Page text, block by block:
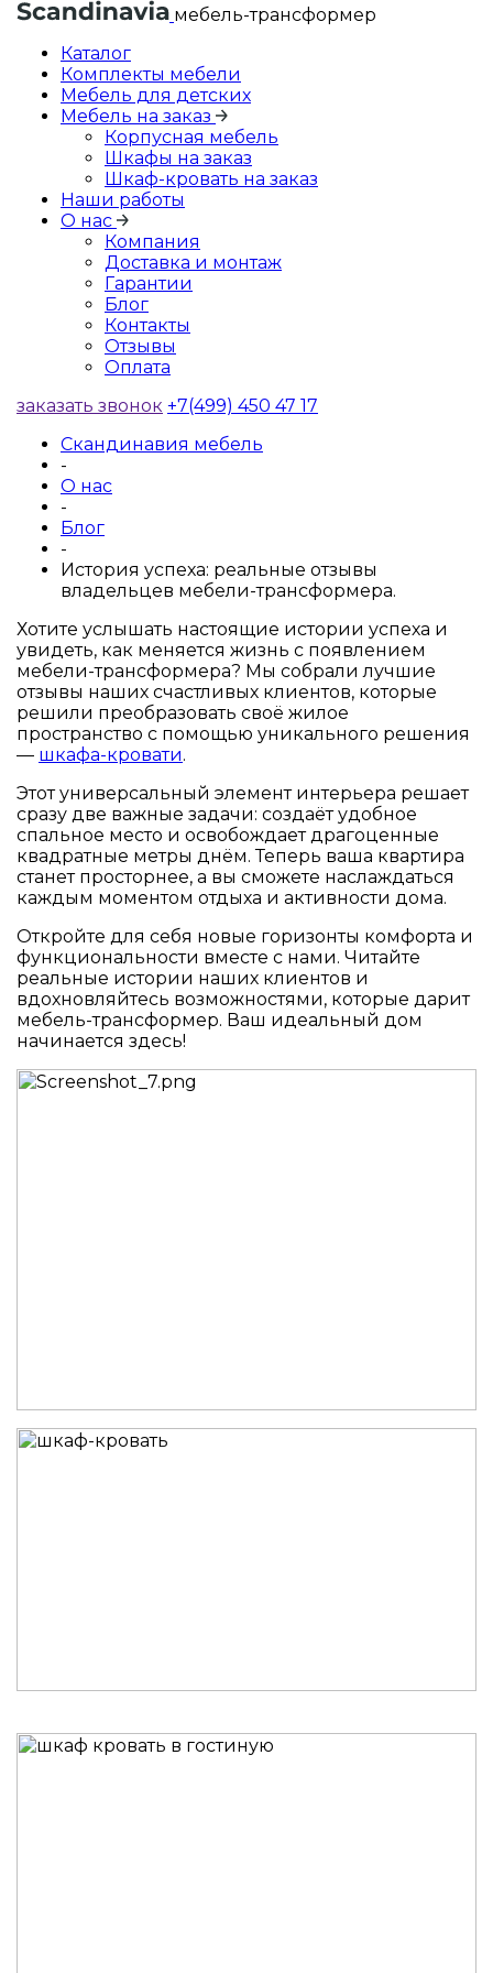
мебель-трансформер
Каталог
Комплекты мебели
Мебель для детских
Мебель на заказ
Корпусная мебель
Шкафы на заказ
Шкаф-кровать на заказ
Наши работы
О нас
Компания
Доставка и монтаж
Гарантии
Блог
Контакты
Отзывы
Оплата
заказать звонок +7(499) 450 47 17
Скандинавия мебель
-
О нас
-
Блог
-
История успеха: реальные отзывы
владельцев мебели-трансформера.
Хотите услышать настоящие истории успеха и
увидеть, как меняется жизнь с появлением
мебели-трансформера? Мы собрали лучшие
отзывы наших счастливых клиентов, которые
решили преобразовать своё жилое
пространство с помощью уникального решения
— шкафа-кровати.
Этот универсальный элемент интерьера решает
сразу две важные задачи: создаёт удобное
спальное место и освобождает драгоценные
квадратные метры днём. Теперь ваша квартира
станет просторнее, а вы сможете наслаждаться
каждым моментом отдыха и активности дома.
Откройте для себя новые горизонты комфорта и
функциональности вместе с нами. Читайте
реальные истории наших клиентов и
вдохновляйтесь возможностями, которые дарит
мебель-трансформер. Ваш идеальный дом
начинается здесь!